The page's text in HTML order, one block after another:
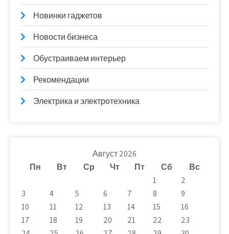
Новинки гаджетов
Новости бизнеса
Обустраиваем интерьер
Рекомендации
Электрика и электротехника
Август 2026
Пн
Вт Ср Чт Пт Сб
Вс
1
2
3
4 5 6 7 8
9
10
11 12 13 14 15
16
17
18 19 20 21 22
23